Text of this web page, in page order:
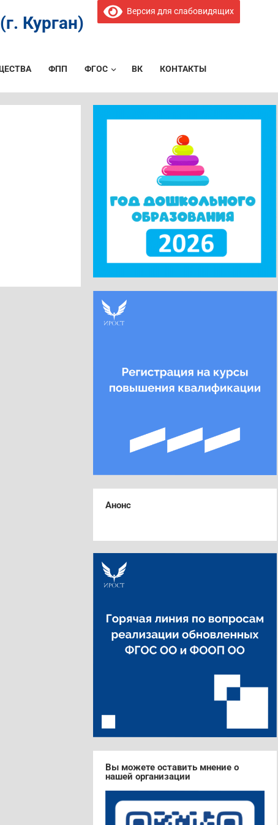
Курган)
ФПП ФГОС ВК КОНТАКТЫ
Версия для слабовидящих
Анонс
Вы можете оставить мнение о
нашей организации